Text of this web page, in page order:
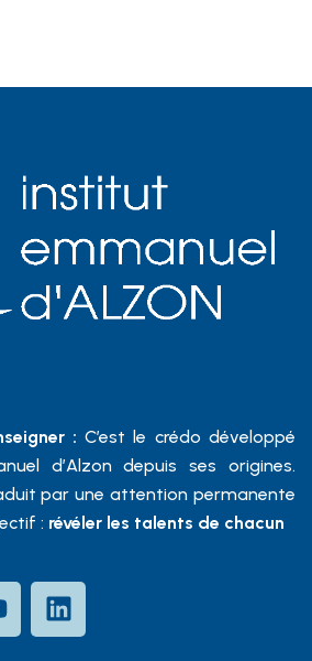
: C’est le crédo développé
d’Alzon depuis ses origines.
par une attention permanente
: révéler les talents de chacun